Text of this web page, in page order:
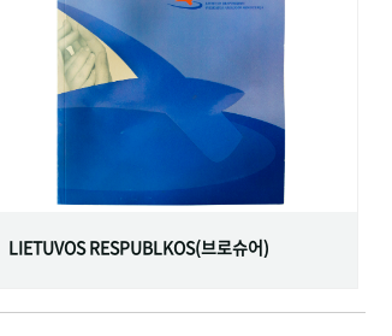
LIETUVOS RESPUBLKOS(브로슈어)